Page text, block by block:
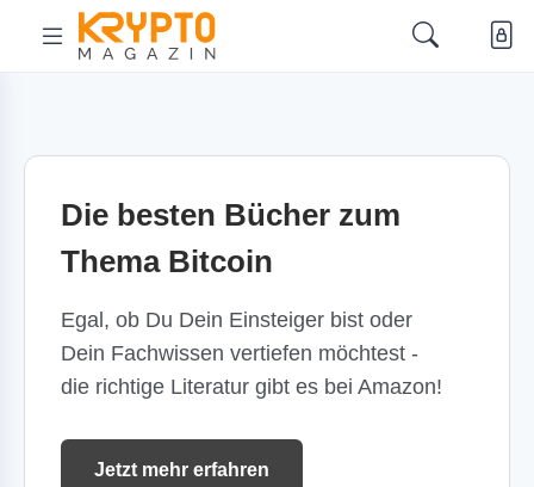
Die besten Bücher zum
Thema Bitcoin
Egal, ob Du Dein Einsteiger bist oder
Dein Fachwissen vertiefen möchtest -
die richtige Literatur gibt es bei Amazon!
Jetzt mehr erfahren